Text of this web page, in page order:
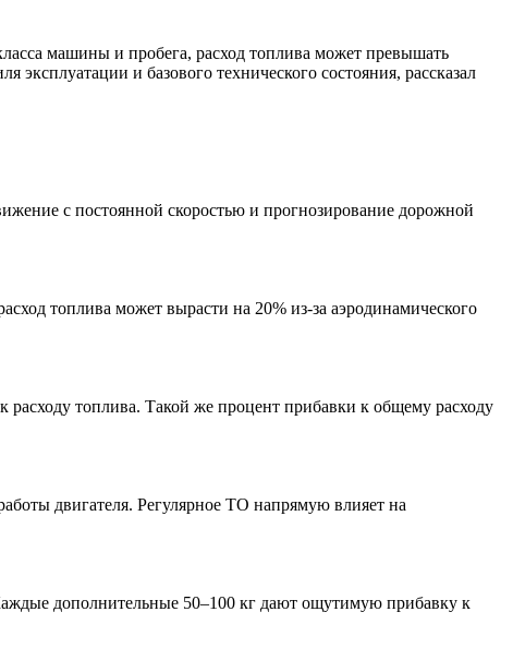
машины и пробега, расход топлива может превышать
и базового технического состояния, рассказал
с постоянной скоростью и прогнозирование дорожной
топлива может вырасти на 20% из-за аэродинамического
топлива. Такой же процент прибавки к общему расходу
двигателя. Регулярное ТО напрямую влияет на
дополнительные 50–100 кг дают ощутимую прибавку к